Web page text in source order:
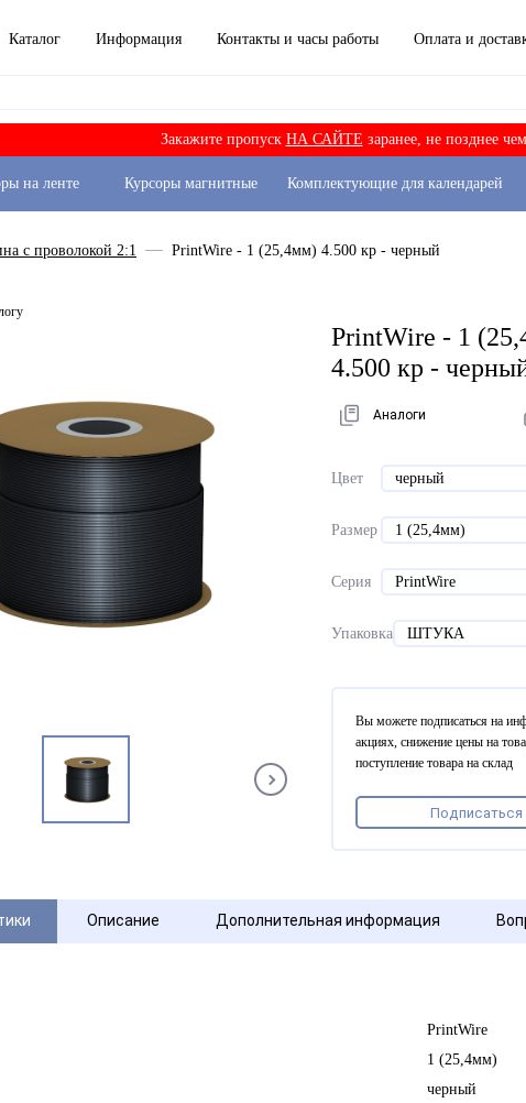
Каталог Информация Контакты и часы работы Оплата и
Закажите пропуск НА САЙТЕ заранее, не позднее
на ленте Курсоры магнитные Комплектующие для календарей
с проволокой 2:1 PrintWire - 1 (25,4мм) 4.500 кр - черный
PrintWire - 1
4.500 кр -
Аналоги
Цвет черный
Размер 1 (25,4мм)
Серия PrintWire
Упаковка ШТУКА
Вы можете подписаться на
акциях, снижение цены на
поступление товара на склад
Подписаться
Описание Дополнительная информация
PrintWire
1 (25,4мм)
черный